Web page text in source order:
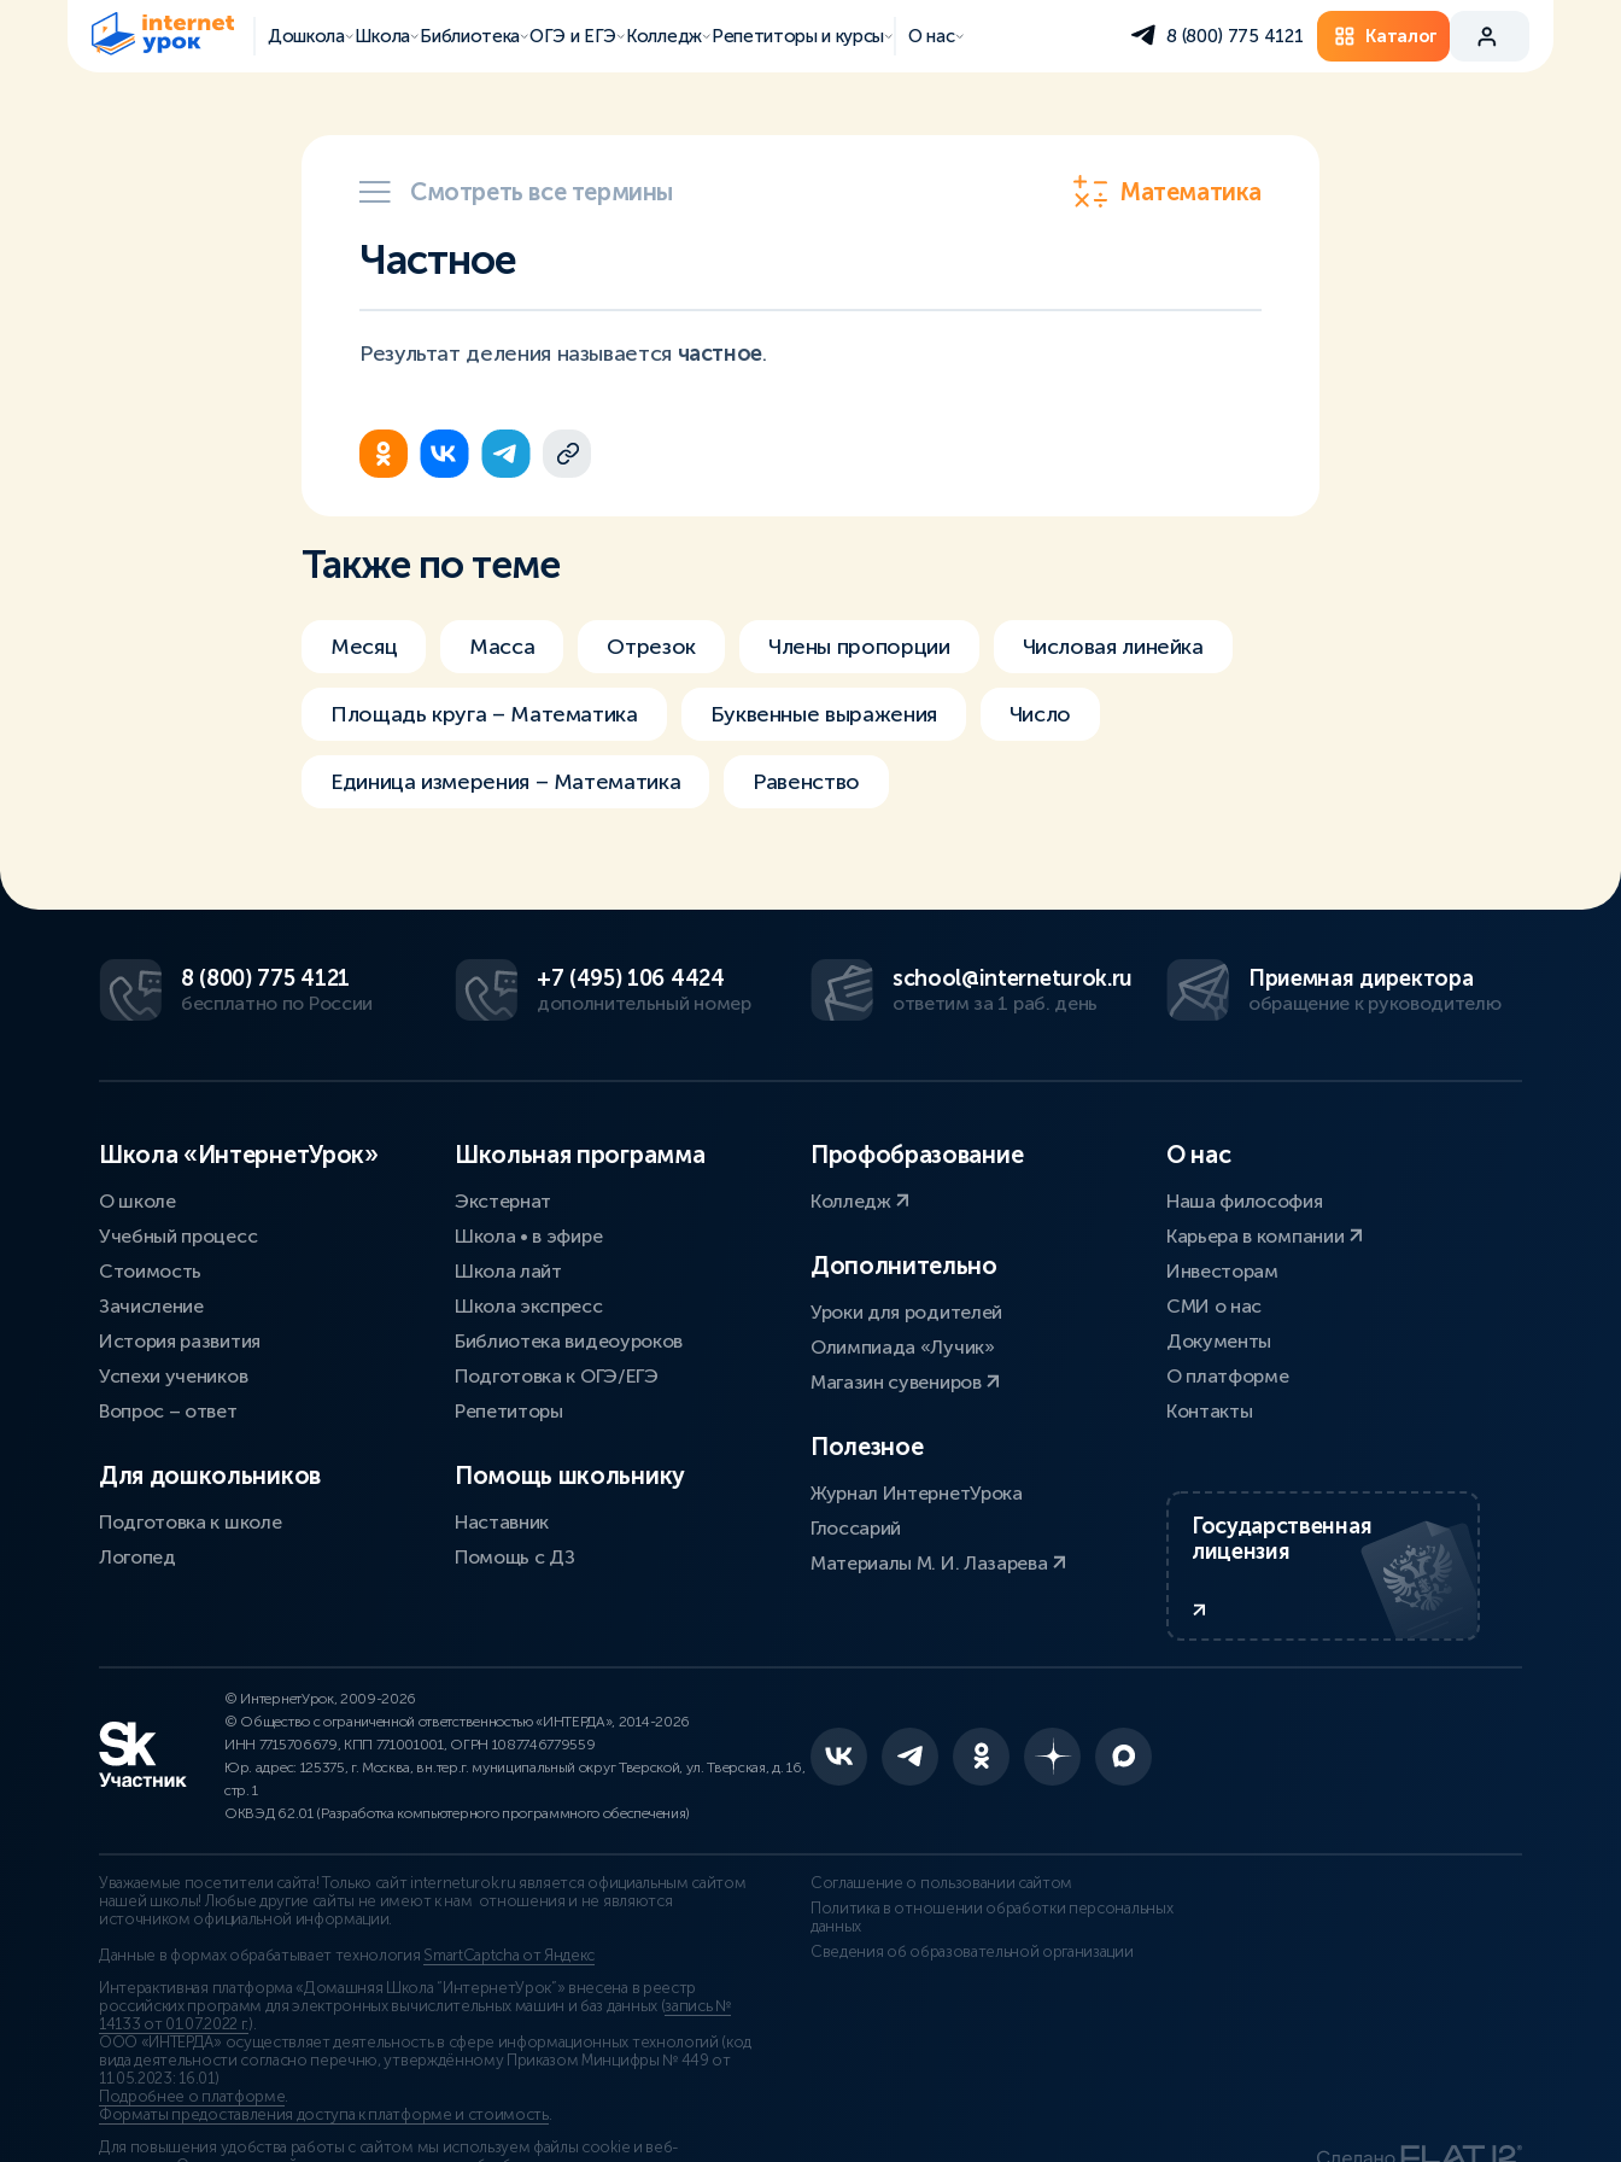
Дошкола Школа Библиотека ОГЭ и ЕГЭ Колледж Репетиторы и курсы О нас 8 (800) 775 4121 Каталог
Смотреть все термины Математика
Частное
Результат деления называется частное.
Также по теме
Месяц Масса Отрезок Члены пропорции Числовая линейка
Площадь круга – Математика Буквенные выражения Число
Единица измерения – Математика Равенство
8 (800) 775 4121
бесплатно по России
+7 (495) 106 4424
дополнительный номер
school@interneturok.ru
ответим за 1 раб. день
Приемная директора
обращение к руководителю
Школа «ИнтернетУрок»
О школе
Учебный процесс
Стоимость
Зачисление
История развития
Успехи учеников
Вопрос – ответ
Для дошкольников
Подготовка к школе
Логопед
Школьная программа
Экстернат
Школа • в эфире
Школа лайт
Школа экспресс
Библиотека видеоуроков
Подготовка к ОГЭ/ЕГЭ
Репетиторы
Помощь школьнику
Наставник
Помощь с ДЗ
Профобразование
Колледж
Дополнительно
Уроки для родителей
Олимпиада «Лучик»
Магазин сувениров
Полезное
Журнал ИнтернетУрока
Глоссарий
Материалы М. И. Лазарева
О нас
Наша философия
Карьера в компании
Инвесторам
СМИ о нас
Документы
О платформе
Контакты
Государственная
лицензия
© ИнтернетУрок, 2009-2026
© Общество с ограниченной ответственностью «ИНТЕРДА», 2014-2026
ИНН 7715706679, КПП 771001001, ОГРН 1087746779559
Юр. адрес: 125375, г. Москва, вн.тер.г. муниципальный округ Тверской, ул. Тверская, д. 16,
стр. 1
ОКВЭД 62.01 (Разработка компьютерного программного обеспечения)
Уважаемые посетители сайта! Только сайт interneturok.ru является официальным сайтом
нашей школы! Любые другие сайты не имеют к нам отношения и не являются
источником официальной информации.
Данные в формах обрабатывает технология SmartCaptcha от Яндекс
Интерактивная платформа «Домашняя Школа “ИнтернетУрок”» внесена в реестр
российских программ для электронных вычислительных машин и баз данных (запись №
14133 от 01.07.2022 г.).
ООО «ИНТЕРДА» осуществляет деятельность в сфере информационных технологий (код
вида деятельности согласно перечню, утверждённому Приказом Минцифры № 449 от
11.05.2023: 16.01)
Подробнее о платформе.
Форматы предоставления доступа к платформе и стоимость.
Для повышения удобства работы с сайтом мы используем файлы cookie и веб-
Соглашение о пользовании сайтом
Политика в отношении обработки персональных
данных
Сведения об образовательной организации